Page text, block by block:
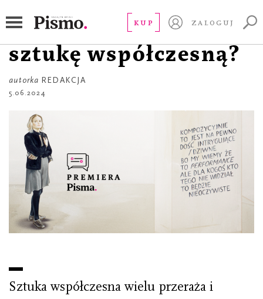
KUP ZALOGUJ
Jak i po co czytać
sztukę współczesną?
autorka REDAKCJA
5.06.2024
Sztuka współczesna wielu przeraża i